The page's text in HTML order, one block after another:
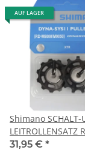
AUF LAGER
Shimano SCHALT-
LEITROLLENSATZ
31,95 € *